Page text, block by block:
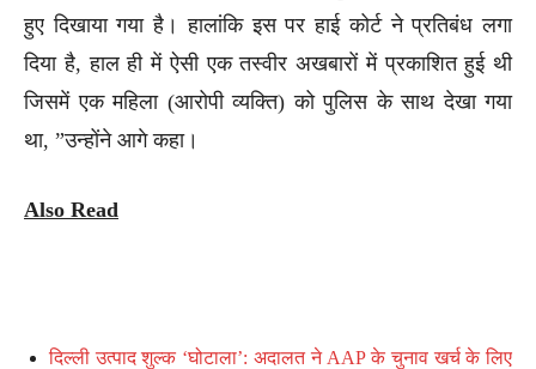
हुए दिखाया गया है। हालांकि इस पर हाई कोर्ट ने प्रतिबंध लगा
दिया है, हाल ही में ऐसी एक तस्वीर अखबारों में प्रकाशित हुई थी
जिसमें एक महिला (आरोपी व्यक्ति) को पुलिस के साथ देखा गया
था, ”उन्होंने आगे कहा।
Also Read
दिल्ली उत्पाद शुल्क ‘घोटाला’: अदालत ने AAP के चुनाव खर्च के लिए